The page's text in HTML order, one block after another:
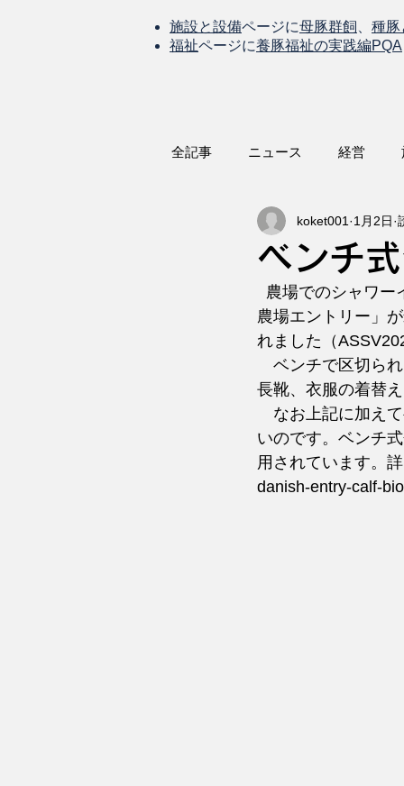
施設と設備ページに母豚群飼 種豚
福祉ページに養豚福祉の実践編PQA
全記事 ニュース 経営
ベンチ
koket001 1月2日
農場エントリー」
れました（
ベンチで区切られ
長靴、衣服の着替え
なお上記に加えて
いのです。ベンチ
用されています。
danish-entry-calf-